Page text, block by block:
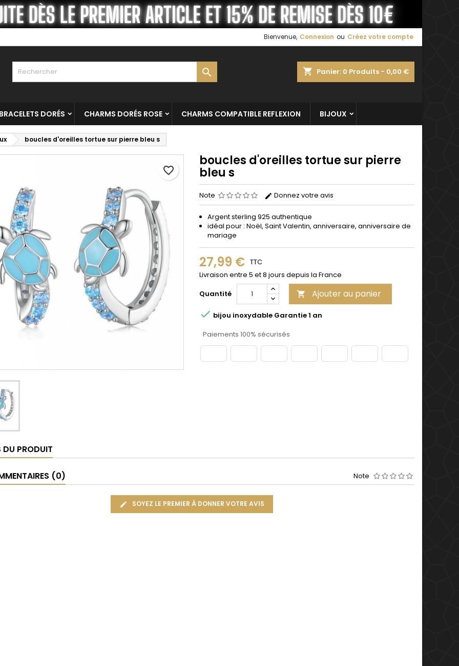
Bienvenue, Connexion ou Créez votre compte
shopping_cart Panier: 0 Produits - 0,00 €

DORÉS CHARMS DORÉS ROSE CHARMS COMPATIBLE REFLEXION BIJOUX
boucles d'oreilles tortue sur pierre bleu s
favorite_border
boucles d'oreilles tortue sur pierre
bleu s
Note Donnez votre avis
Argent sterling 925 authentique
idéal pour : Noël, Saint Valentin, anniversaire, anniversaire de
mariage
27,99 € TTC
Livraison entre 5 et 8 jours depuis la France
Quantité
 Ajouter au panier
 bijou inoxydable Garantie 1 an
Paiements 100% sécurisés
DU PRODUIT
(0) Note
SOYEZ LE PREMIER À DONNER VOTRE AVIS
listes ×
une liste d'envies ×
de la liste d'envies
Annuler Créer une liste d'envies
×